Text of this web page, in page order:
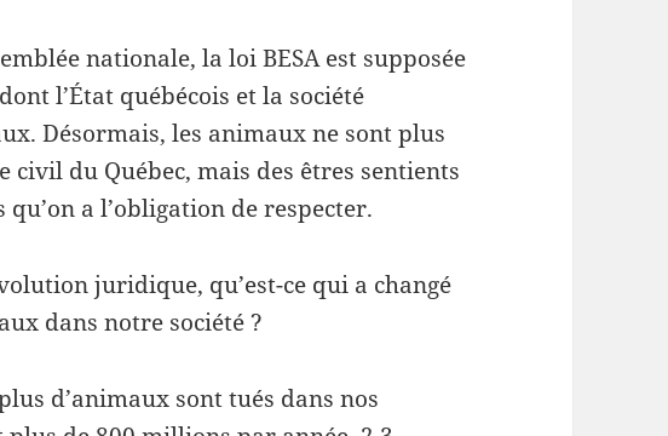
nationale, la loi BESA est supposée
l’État québécois et la société
Désormais, les animaux ne sont plus
civil du Québec, mais des êtres sentients
qu’on a l’obligation de respecter.
juridique, qu’est-ce qui a changé
dans notre société ?
d’animaux sont tués dans nos